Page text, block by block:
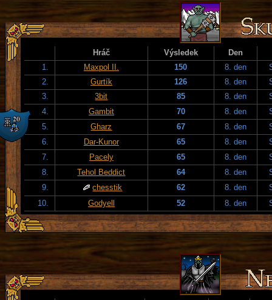
Hráč Výsledek
Den
1.
Maxpol II. 150 8. den
2.
Gurtík 126 8. den
3.
3bit 85 8. den
4.
Gambit 70 8. den
5.
Gharz 67 8. den
6.
Dar-Kunor 65 8. den
7.
Pacely 65 8. den
8.
Tehol Beddict 64 8. den
9.
chesstik 62 8. den
10.
Godyell 52 8. den